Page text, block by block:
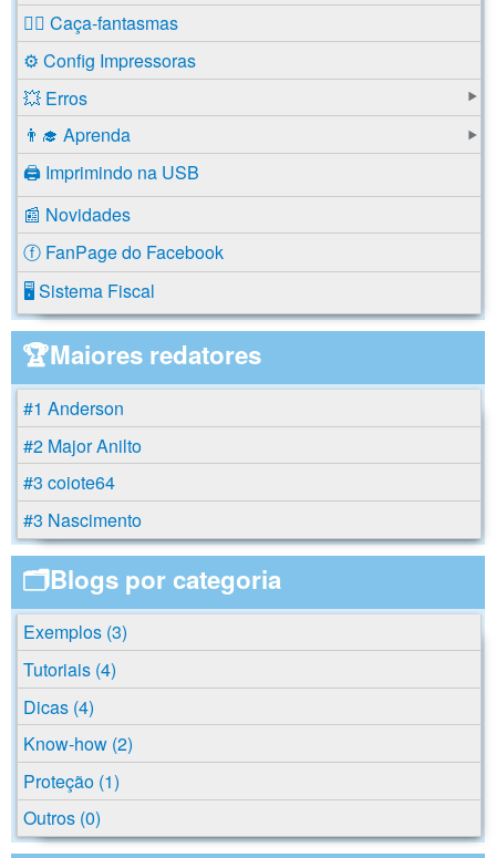
🕵️‍♂️ Caça-fantasmas
⚙️ Config Impressoras
💥 Erros
👨‍🎓 Aprenda
🖨️ Imprimindo na USB
📰 Novidades
ⓕ FanPage do Facebook
🖥️ Sistema Fiscal
🏆Maiores redatores
#1 Anderson
#2 Major Anilto
#3 coiote64
#3 Nascimento
🗂️Blogs por categoria
Exemplos (3)
Tutoriais (4)
Dicas (4)
Know-how (2)
Proteção (1)
Outros (0)